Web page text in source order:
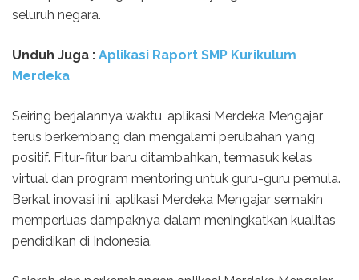
seluruh negara.
Unduh Juga : Aplikasi Raport SMP Kurikulum
Merdeka
Seiring berjalannya waktu, aplikasi Merdeka Mengajar
terus berkembang dan mengalami perubahan yang
positif. Fitur-fitur baru ditambahkan, termasuk kelas
virtual dan program mentoring untuk guru-guru pemula.
Berkat inovasi ini, aplikasi Merdeka Mengajar semakin
memperluas dampaknya dalam meningkatkan kualitas
pendidikan di Indonesia.